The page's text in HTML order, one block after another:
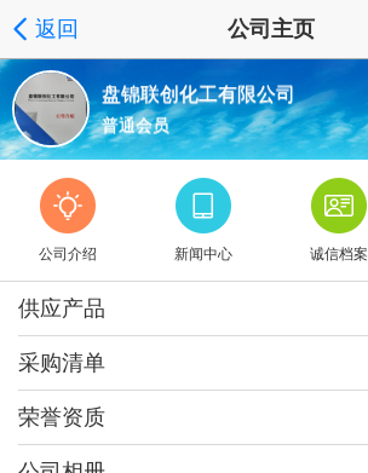
返回 公司主页
盘锦联创化工有限公司
普通会员
公司介绍 新闻中心 诚信档案
供应产品
采购清单
荣誉资质